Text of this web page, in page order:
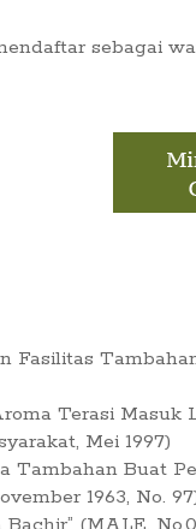
sebagai
Fasilitas
Terasi Masuk
Mei 1997)
Buat
1963, No.